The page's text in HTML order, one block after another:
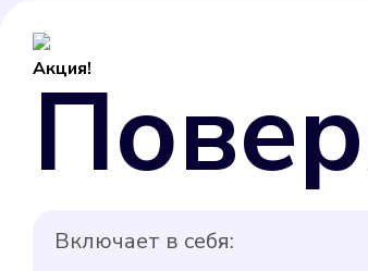
Акция!
Включает в себя: